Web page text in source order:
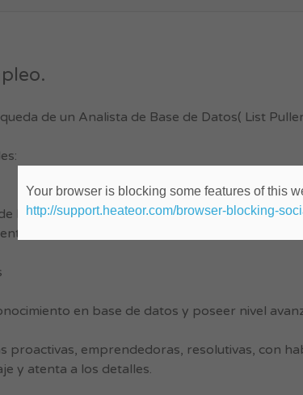
de un Analista de Base de Datos( List
bases de datos
en base de datos y poseer nivel
proactivas, emprendedoras, resolutivas, con
y atenta a los detalles.
Your browser is blocking some features of this
http://support.heateor.com/browser-blocking-